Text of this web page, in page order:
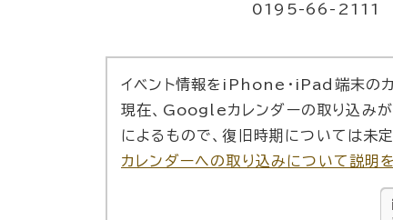
0195-66-2111
イベント情報をiPhone・iPad端末のカ
現在、Googleカレンダーの取り込み
によるもので、復旧時期については未
カレンダーへの取り込みについて説明